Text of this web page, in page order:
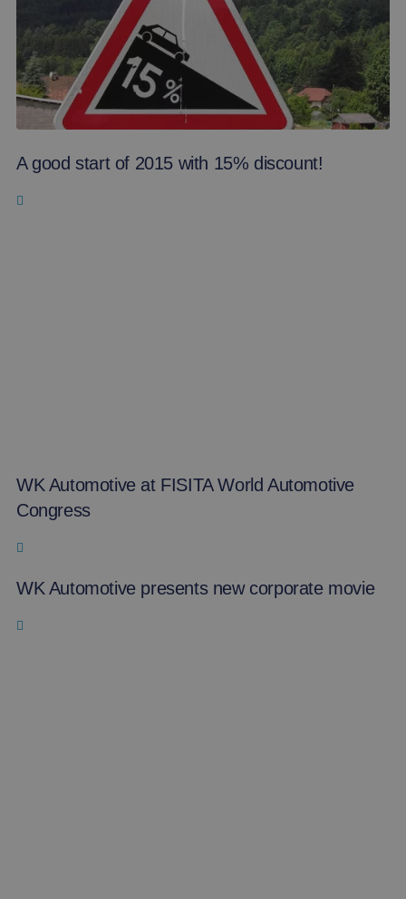
A good start of 2015 with 15% discount!
WK Automotive at FISITA World Automotive
Congress
WK Automotive presents new corporate movie